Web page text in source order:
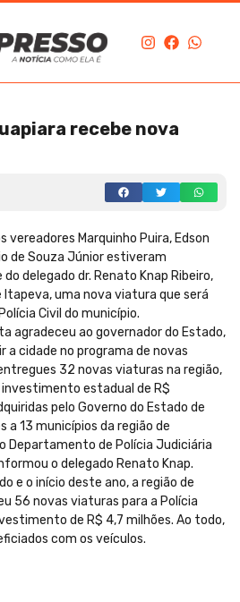
recebe nova
vereadores Marquinho Puira, Edson
de Souza Júnior estiveram
delegado dr. Renato Knap Ribeiro,
Itapeva, uma nova viatura que será
Civil do município.
agradeceu ao governador do Estado,
a cidade no programa de novas
32 novas viaturas na região,
estadual de R$
pelo Governo do Estado de
a 13 municípios da região de
Departamento de Polícia Judiciária
o delegado Renato Knap.
e o início deste ano, a região de
56 novas viaturas para a Polícia
de R$ 4,7 milhões. Ao todo,
com os veículos.